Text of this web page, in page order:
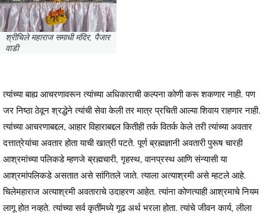
श्रीचिले महाराज समाधी मंदिर, पैजार
वाडी
त्यांच्या बाह्य आचरणावरून त्यांच्या अधिकाराची कल्पना कोणी करू शकणार नाही. पण
जर निष्ठा ठेवून श्रद्धेने त्यांची सेवा केली तर मात्र प्रचिती आल्या शिवाय राहणार नाही.
त्यांच्या आचरणाबद्दल, आहार विहाराबद्दल कितीही तर्क वितर्क केले तरी त्यांच्या अवतार
दत्तात्रेयांचा अवतार होता याची खात्री पटते. पूर्ण ब्रह्मज्ञानी अवतारी पुरूष चारही
आश्रमांच्या पलिकडे म्हणजे ब्रह्मचारी, गृहस्थ, वानप्रस्थ आणि संन्यासी या
आश्रमांपलिकडे असतात असे सांगितले जाते. त्याला अत्याश्रमी असे म्हटले आहे.
चिलेमहाराज अत्याश्रमी अवताराचे उदाहरण आहेत. त्यांना कोणत्याही आश्रमाचे नियम
लागू होत नव्हते. त्यांच्या सर्व कृतींमध्ये गूढ अर्थ भरला होता. त्यांचे जीवन कार्य, लीला